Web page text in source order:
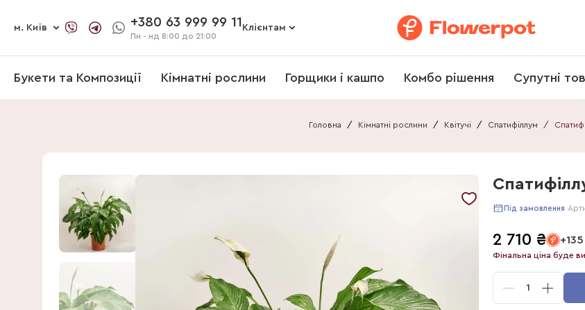
м. Київ +380 63 999 99 11
Пн - нд 8:00 до 21:00
Клієнтам
Букети та Композиції Кімнатні рослини Горщики і кашпо Комбо рішення Супутні
Головна / Кімнатні рослини / Квітучі / Спатифіллум /
Під замовлення
2 710 ₴
Фінальна ціна буде
1